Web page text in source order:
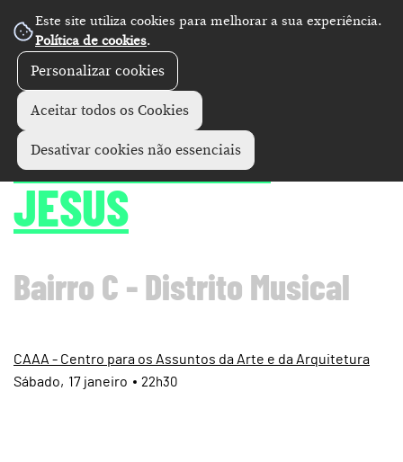
Este site utiliza cookies para melhorar a sua experiência.
Política de cookies.
Personalizar cookies
Aceitar todos os Cookies
Desativar cookies não essenciais
Concertos +
MUSGOS • MAU
JESUS
Bairro C - Distrito Musical
CAAA - Centro para os Assuntos da Arte e da Arquitetura
17 janeiro
Sábado 22h30